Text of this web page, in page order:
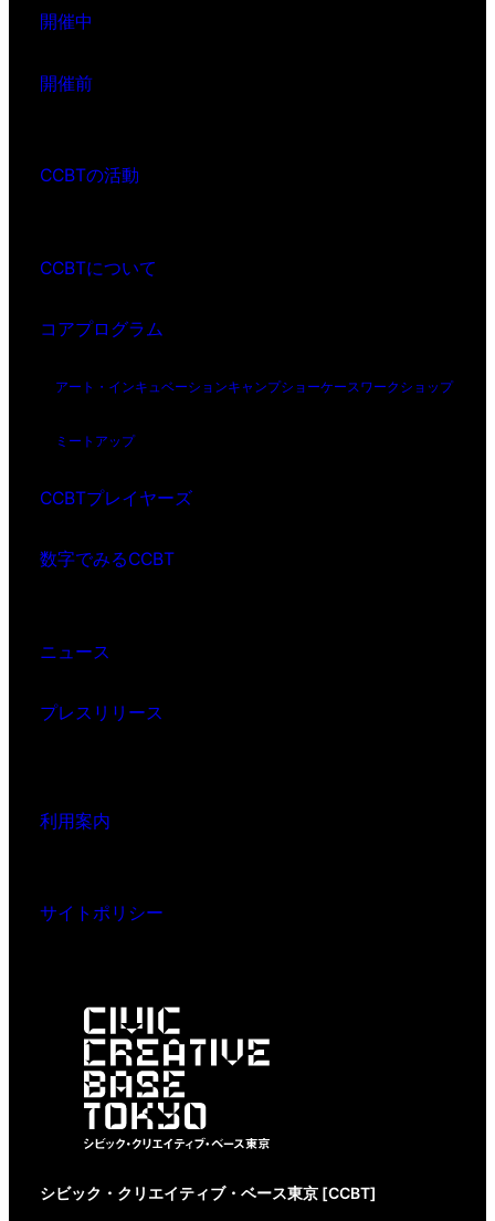
開催中
開催前
CCBTの活動
CCBTについて
コアプログラム
アート・インキュベーションキャンプショーケースワークショップ
ミートアップ
CCBTプレイヤーズ
数字でみるCCBT
ニュース
プレスリリース
利用案内
サイトポリシー
シビック・クリエイティブ・ベース東京 [CCBT]